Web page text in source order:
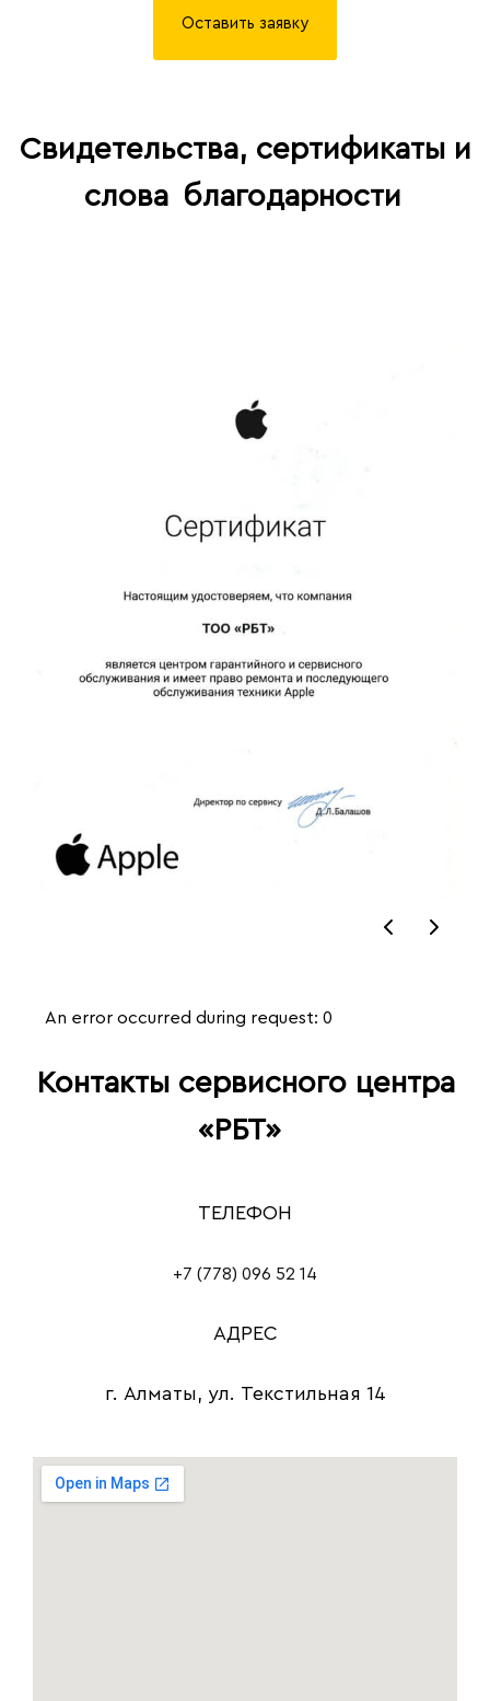
Оставить заявку
Свидетельства, сертификаты и
слова благодарности
An error occurred during request: 0
Контакты сервисного центра
«‎РБТ»
ТЕЛЕФОН
+7 (778) 096 52 14
АДРЕС
г. Алматы, ул. Текстильная 14